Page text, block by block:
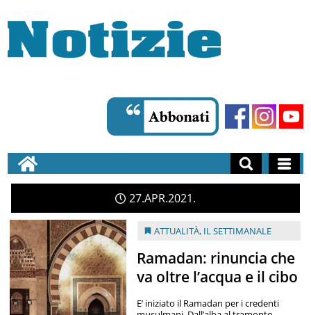
27APR2021
ATTUALITÀ, IL SETTIMANALE
Ramadan: rinuncia che
va oltre l’acqua e il cibo
E’ iniziato il Ramadan per i credenti